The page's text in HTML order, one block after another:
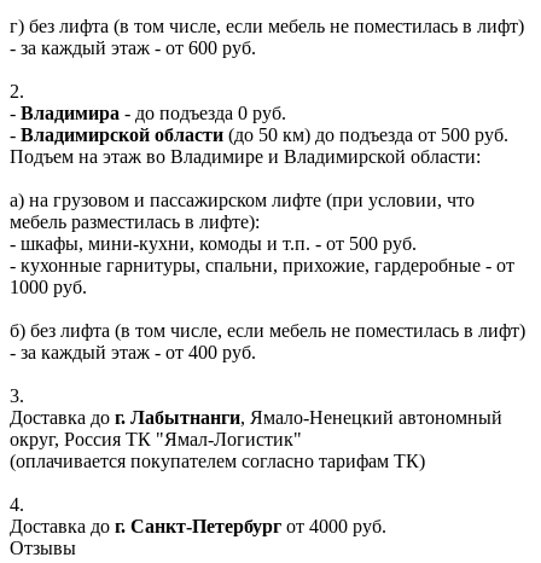
г) без лифта (в том числе, если мебель не поместилась в лифт)
- за каждый этаж - от 600 руб.
2.
- Владимира - до подъезда 0 руб.
- Владимирской области (до 50 км) до подъезда от 500 руб.
Подъем на этаж во Владимире и Владимирской области:
а) на грузовом и пассажирском лифте (при условии, что
мебель разместилась в лифте):
- шкафы, мини-кухни, комоды и т.п. - от 500 руб.
- кухонные гарнитуры, спальни, прихожие, гардеробные - от
1000 руб.
б) без лифта (в том числе, если мебель не поместилась в лифт)
- за каждый этаж - от 400 руб.
3.
Доставка до г. Лабытнанги, Ямало-Ненецкий автономный
округ, Россия ТК "Ямал-Логистик"
(оплачивается покупателем согласно тарифам ТК)
4.
Доставка до г. Санкт-Петербург от 4000 руб.
Отзывы